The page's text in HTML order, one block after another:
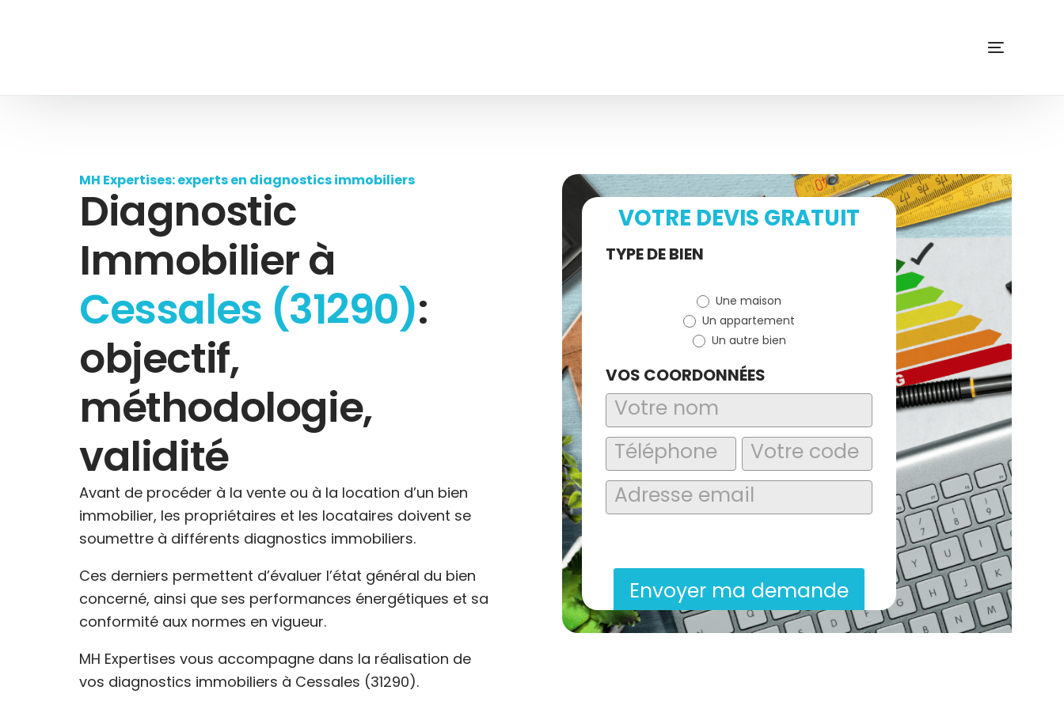
MH Expertises: experts en diagnostics immobiliers
Diagnostic
Immobilier à
Cessales (31290):
objectif,
méthodologie,
validité
Avant de procéder à la vente ou à la location d’un bien
immobilier, les propriétaires et les locataires doivent se
soumettre à différents diagnostics immobiliers.
Ces derniers permettent d’évaluer l’état général du bien
concerné, ainsi que ses performances énergétiques et sa
conformité aux normes en vigueur.
MH Expertises vous accompagne dans la réalisation de
vos diagnostics immobiliers à Cessales (31290).
VOTRE DEVIS GRATUIT
Demande
TYPE DE BIEN
Une maison
Un appartement
Un autre bien
VOS COORDONNÉES
Envoyer ma demande